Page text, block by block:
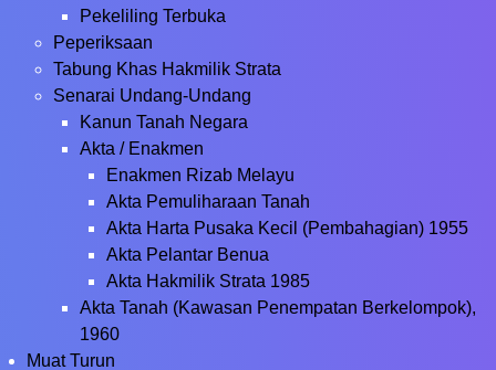
Pekeliling Terbuka
Peperiksaan
Tabung Khas Hakmilik Strata
Senarai Undang-Undang
Kanun Tanah Negara
Akta / Enakmen
Enakmen Rizab Melayu
Akta Pemuliharaan Tanah
Akta Harta Pusaka Kecil (Pembahagian) 1955
Akta Pelantar Benua
Akta Hakmilik Strata 1985
Akta Tanah (Kawasan Penempatan Berkelompok),
1960
Muat Turun